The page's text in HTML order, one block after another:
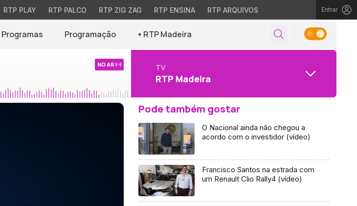
RTP PLAY RTP PALCO RTP ZIG ZAG RTP ENSINA RTP ARQUIVOS Entrar
Programas Programação + RTP Madeira
NO AR TV
RTP Madeira
Pode também gostar
O Nacional ainda não chegou a
acordo com o investidor (vídeo)
Francisco Santos na estrada com
um Renault Clio Rally4 (vídeo)